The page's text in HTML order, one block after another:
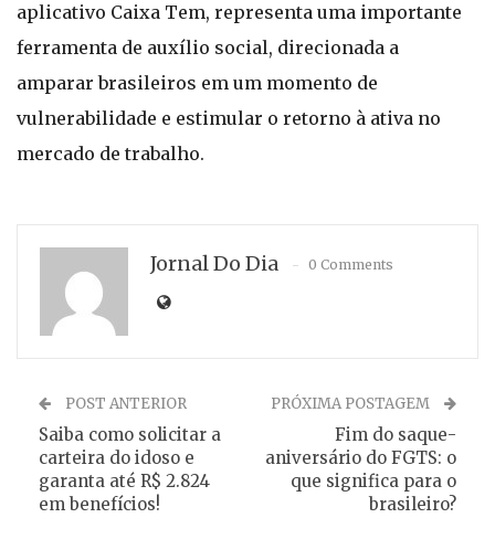
aplicativo Caixa Tem, representa uma importante
ferramenta de auxílio social, direcionada a
amparar brasileiros em um momento de
vulnerabilidade e estimular o retorno à ativa no
mercado de trabalho.
Jornal Do Dia 0 Comments
POST ANTERIOR
Saiba como solicitar a
carteira do idoso e
garanta até R$ 2.824
em benefícios!
PRÓXIMA POSTAGEM
Fim do saque-
aniversário do FGTS: o
que significa para o
brasileiro?